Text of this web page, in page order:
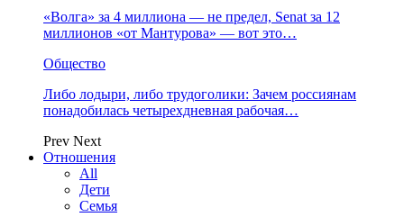
«Волга» за 4 миллиона — не предел, Senat за 12
миллионов «от Мантурова» — вот это…
Общество
Либо лодыри, либо трудоголики: Зачем россиянам
понадобилась четырехдневная рабочая…
Prev Next
Отношения
All
Дети
Семья